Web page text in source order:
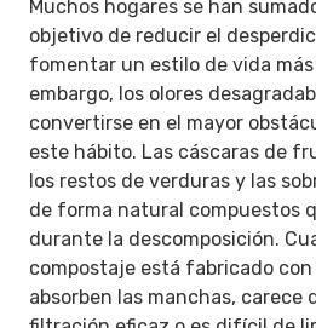
Muchos hogares se han
objetivo de reducir el
fomentar un estilo de vida
embargo, los olores
convertirse en el mayor
este hábito. Las cáscaras de
los restos de verduras y las
de forma natural compuestos
durante la descomposición.
compostaje está fabricado
absorben las manchas, carece